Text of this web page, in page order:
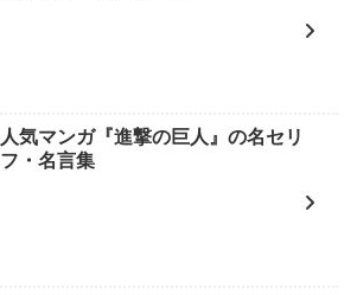
人気マンガ『進撃の巨人』の名セリ
フ・名言集